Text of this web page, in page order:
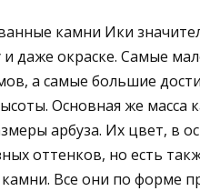
камни Ики
и даже окраске. Самые
а самые большие
Основная же масса
арбуза. Их цвет, в
оттенков, но есть
Все они по форме